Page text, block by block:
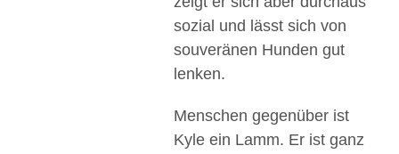
sozial und lässt sich von
souveränen Hunden gut
lenken.
Menschen gegenüber ist
Kyle ein Lamm. Er ist ganz